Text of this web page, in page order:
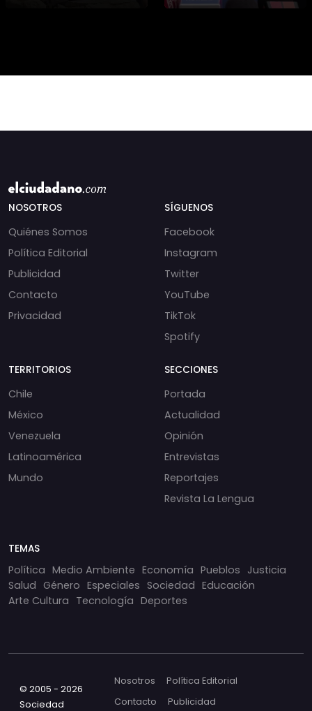
NOSOTROS
Quiénes Somos
Política Editorial
Publicidad
Contacto
Privacidad
SÍGUENOS
Facebook
Instagram
Twitter
YouTube
TikTok
Spotify
TERRITORIOS
Chile
México
Venezuela
Latinoamérica
Mundo
SECCIONES
Portada
Actualidad
Opinión
Entrevistas
Reportajes
Revista La Lengua
TEMAS
Política Medio Ambiente Economía Pueblos Justicia
Salud Género Especiales Sociedad Educación
Arte Cultura Tecnología Deportes
© 2005 - 2026
Sociedad
Nosotros
Política Editorial
Contacto
Publicidad